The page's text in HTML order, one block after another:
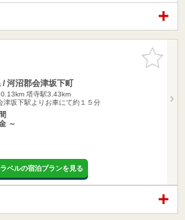
お気に入
りに追加
/ 河沼郡会津坂下町
塔寺駅3.43km
津坂下駅よりお車にて約１５分
～
ベルの宿泊プランを見る